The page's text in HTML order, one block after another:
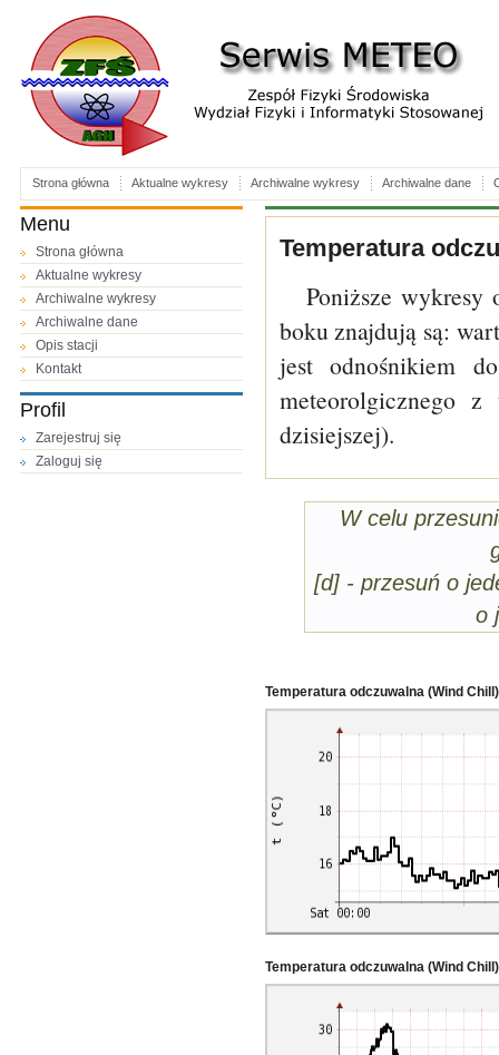
Strona główna Aktualne wykresy Archiwalne wykresy Archiwalne dane
Menu
Strona główna
Aktualne wykresy
Archiwalne wykresy
Archiwalne dane
Opis stacji
Kontakt
Profil
Zarejestruj się
Zaloguj się
Temperatura
Poniższe
boku znajdują są:
jest odnośnikiem
meteorolgicznego
dzisiejszej).
W celu
[d] - przesuń o
o
Temperatura odczuwalna (Wind
Temperatura odczuwalna (Wind